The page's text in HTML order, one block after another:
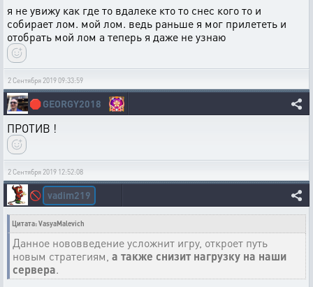
я не увижу как где то вдалеке кто то снес кого то и
собирает лом. мой лом. ведь раньше я мог прилететь и
отобрать мой лом а теперь я даже не узнаю
2 Сентября 2019 09:33:59
🛑GEORGY2018
ПРОТИВ !
2 Сентября 2019 12:52:08
🚫 vadim219
Цитата: VasyaMalevich
Данное нововведение усложнит игру, откроет путь
новым стратегиям, а также снизит нагрузку на наши
сервера.